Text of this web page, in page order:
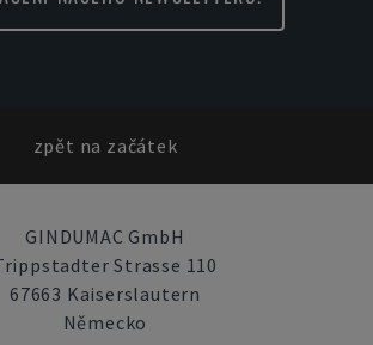
zpět na začátek
GINDUMAC GmbH
Strasse 110
67663 Kaiserslautern
Německo